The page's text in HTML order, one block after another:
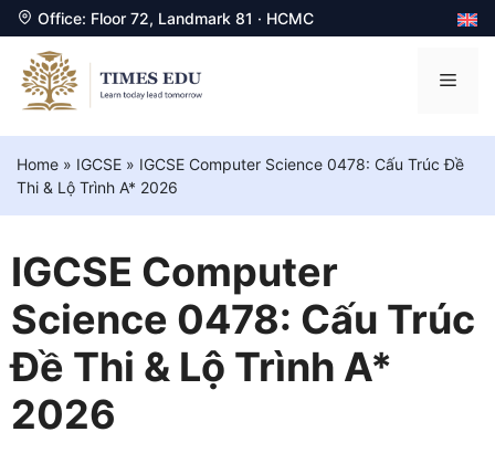
Office: Floor 72, Landmark 81 · HCMC
Chuyển
đến
nội
dung
Home » IGCSE » IGCSE Computer Science 0478: Cấu Trúc Đề
Thi & Lộ Trình A* 2026
IGCSE Computer
Science 0478: Cấu Trúc
Đề Thi & Lộ Trình A*
2026